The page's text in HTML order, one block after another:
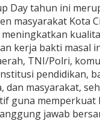
Day tahun ini
masyarakat Kota
meningkatkan
kerja bakti masal
TNI/Polri,
pendidikan,
dan masyarakat,
guna memperkuat
jawab